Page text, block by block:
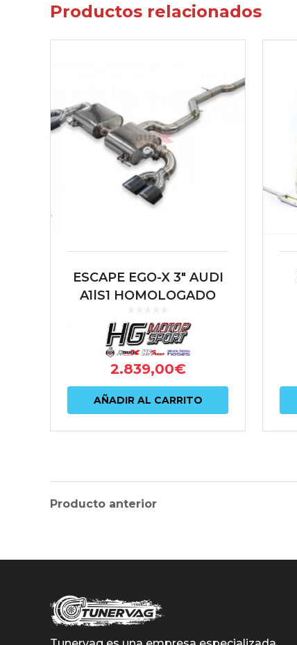
Productos relacionados
ESCAPE EGO-X 3″ AUDI
A1|S1 HOMOLOGADO
2.839,00€
AÑADIR AL CARRITO
Producto anterior